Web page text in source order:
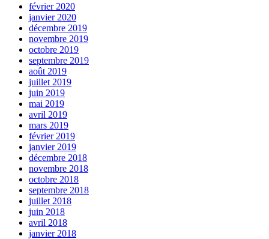
février 2020
janvier 2020
décembre 2019
novembre 2019
octobre 2019
septembre 2019
août 2019
juillet 2019
juin 2019
mai 2019
avril 2019
mars 2019
février 2019
janvier 2019
décembre 2018
novembre 2018
octobre 2018
septembre 2018
juillet 2018
juin 2018
avril 2018
janvier 2018